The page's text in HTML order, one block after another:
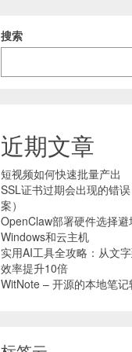
搜索
近期文章
短视频如何快速批量产出
SSL证书过期会出现的错
案）
OpenClaw部署硬件选择
Windows和云主机
实用AI工具全攻略：从文
效率提升10倍
WitNote – 开源的本地笔记